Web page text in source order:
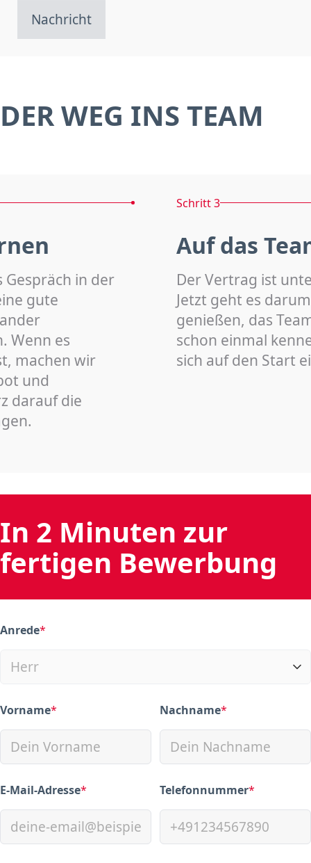
Nachricht
DER WEG INS TEAM
Gespräch in der
gute
Wenn es
machen wir
und
darauf die
Schritt 3
Auf das
Der Vertrag ist
Jetzt geht es
genießen, das
schon einmal
sich auf den Start
In 2 Minuten zur
fertigen Bewerbung
Anrede*
(required)
Vorname*
(required) Nachname*
(required)
E-Mail-Adresse*
(required) Telefonnummer*
(required)